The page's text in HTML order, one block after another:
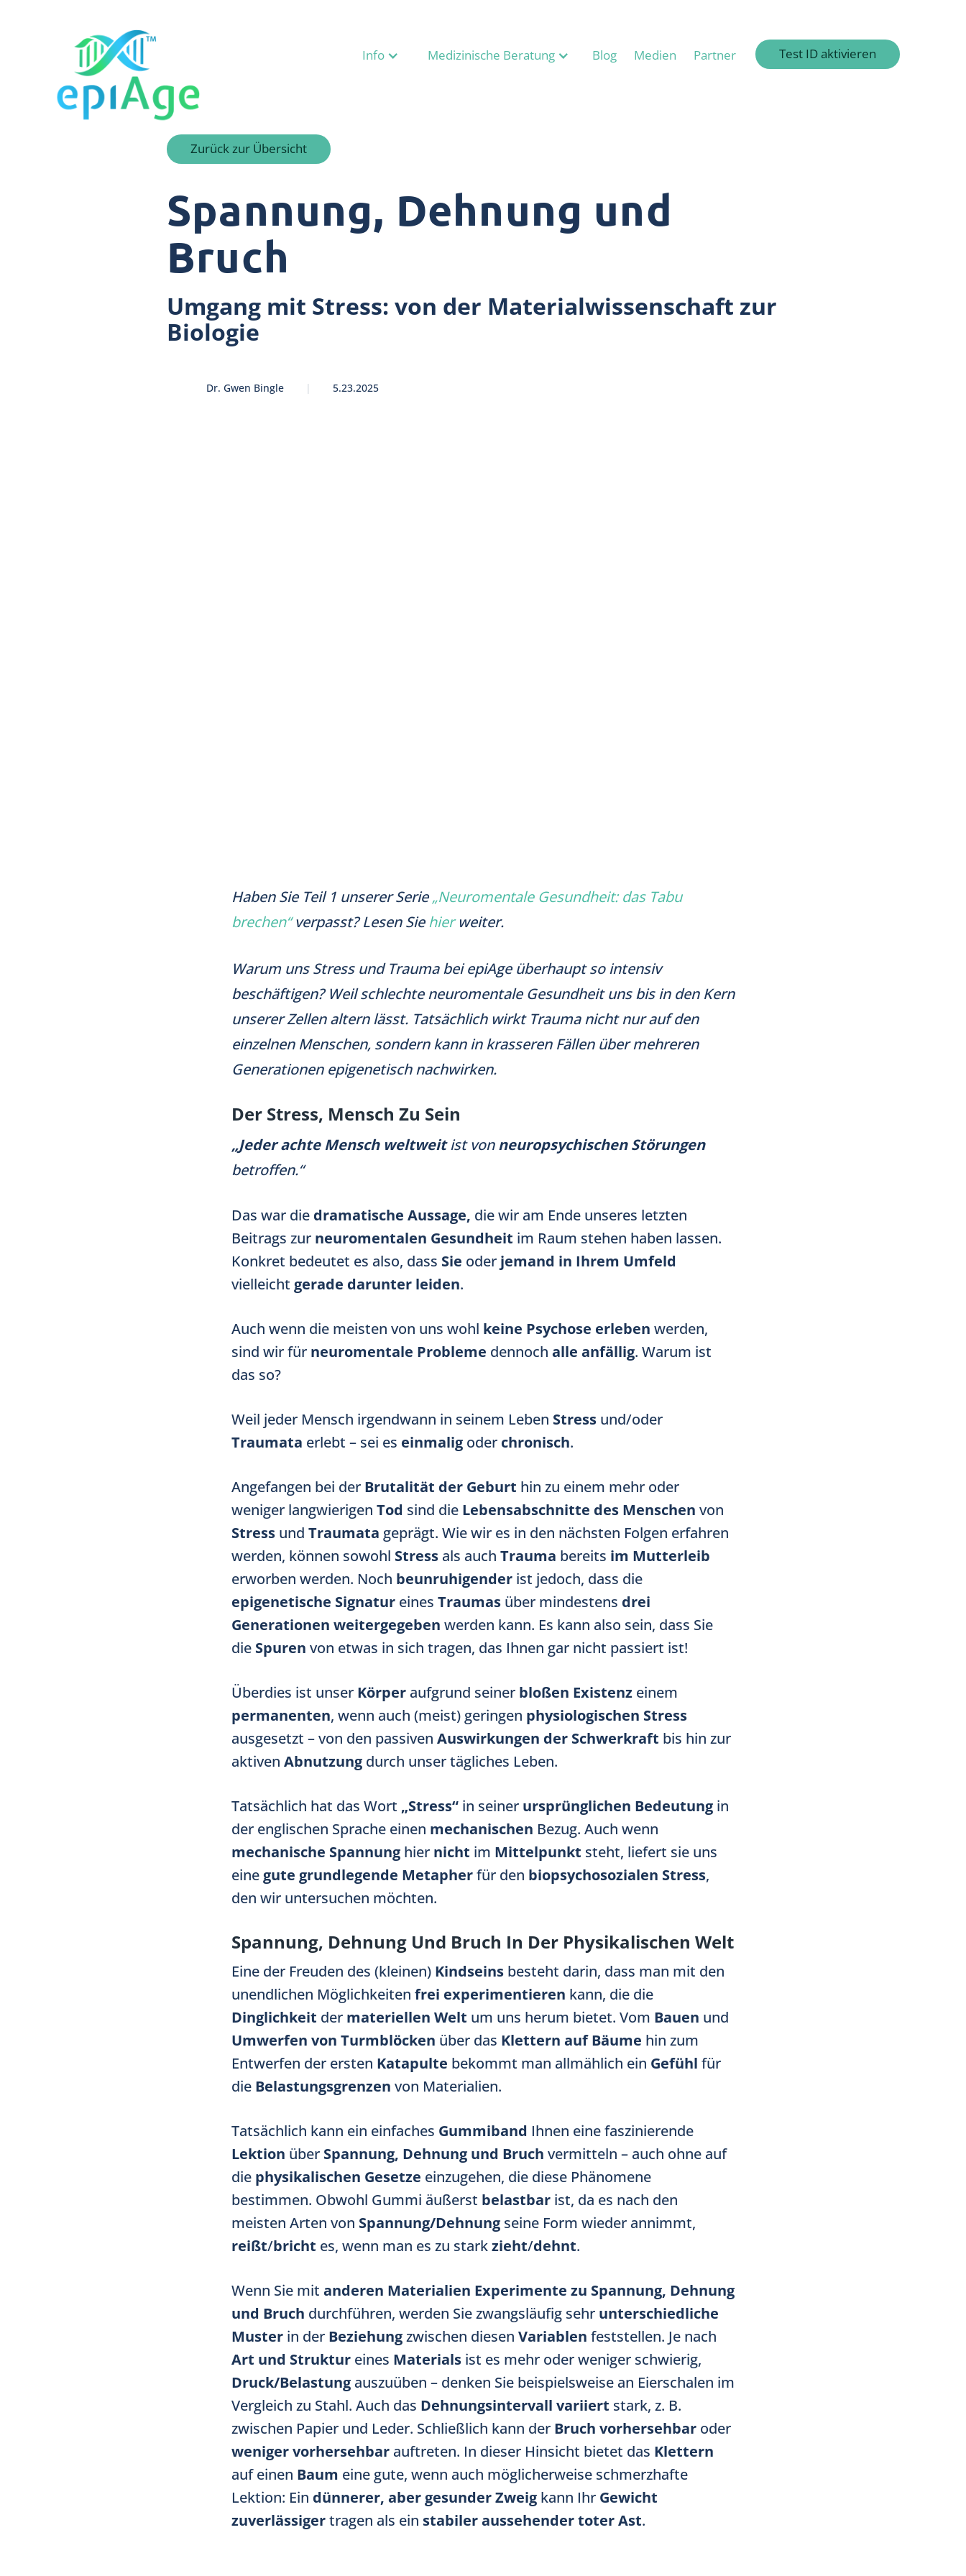
Info Medizinische Beratung Blog Medien Partner Test ID aktivieren
Zurück zur Übersicht
Spannung, Dehnung und
Bruch
Umgang mit Stress: von der Materialwissenschaft zur
Biologie
Dr. Gwen Bingle | 5.23.2025
Haben Sie Teil 1 unserer Serie„Neuromentale Gesundheit: das Tabu
brechen“verpasst? Lesen Siehierweiter.
Warum uns Stress und Trauma bei epiAge überhaupt so intensiv
beschäftigen? Weil schlechte neuromentale Gesundheit uns bis in den Kern
unserer Zellen altern lässt. Tatsächlich wirkt Trauma nicht nur auf den
einzelnen Menschen, sondern kann in krasseren Fällen über mehreren
Generationen epigenetisch nachwirken.
Der Stress, Mensch Zu Sein
„Jeder achte Mensch weltweitist vonneuropsychischen Störungen
betroffen.“
Das war die dramatische Aussage, die wir am Ende unseres letzten
Beitrags zur neuromentalen Gesundheit im Raum stehen haben lassen.
Konkret bedeutet es also, dass Sie oder jemand in Ihrem Umfeld
vielleicht gerade darunter leiden.
Auch wenn die meisten von uns wohl keine Psychose erleben werden,
sind wir für neuromentale Probleme dennoch alle anfällig. Warum ist
das so?
Weil jeder Mensch irgendwann in seinem Leben Stress und/oder
Traumata erlebt – sei es einmalig oder chronisch.
Angefangen bei der Brutalität der Geburt hin zu einem mehr oder
weniger langwierigen Tod sind die Lebensabschnitte des Menschen von
Stress und Traumata geprägt. Wie wir es in den nächsten Folgen erfahren
werden, können sowohl Stress als auch Trauma bereits im Mutterleib
erworben werden. Noch beunruhigender ist jedoch, dass die
epigenetische Signatur eines Traumas über mindestens drei
Generationen weitergegeben werden kann. Es kann also sein, dass Sie
die Spuren von etwas in sich tragen, das Ihnen gar nicht passiert ist!
Überdies ist unser Körper aufgrund seiner bloßen Existenz einem
permanenten, wenn auch (meist) geringen physiologischen Stress
ausgesetzt – von den passiven Auswirkungen der Schwerkraft bis hin zur
aktiven Abnutzung durch unser tägliches Leben.
Tatsächlich hat das Wort „Stress“ in seiner ursprünglichen Bedeutung in
der englischen Sprache einen mechanischen Bezug. Auch wenn
mechanische Spannung hier nicht im Mittelpunkt steht, liefert sie uns
eine gute grundlegende Metapherfür den biopsychosozialen Stress,
den wir untersuchen möchten.
Spannung, Dehnung Und Bruch In Der Physikalischen Welt
Eine der Freuden des (kleinen) Kindseins besteht darin, dass man mit den
unendlichen Möglichkeiten frei experimentieren kann, die die
Dinglichkeit der materiellen Welt um uns herum bietet. Vom Bauen und
Umwerfen von Turmblöcken über das Klettern auf Bäume hin zum
Entwerfen der ersten Katapulte bekommt man allmählich ein Gefühl für
die Belastungsgrenzen von Materialien.
Tatsächlich kann ein einfaches Gummiband Ihnen eine faszinierende
Lektion über Spannung, Dehnung und Bruch vermitteln – auch ohne auf
die physikalischen Gesetze einzugehen, die diese Phänomene
bestimmen. Obwohl Gummi äußerst belastbar ist, da es nach den
meisten Arten von Spannung/Dehnung seine Form wieder annimmt,
reißt/bricht es, wenn man es zu starkzieht/dehnt.
Wenn Sie mit anderen Materialien Experimente zu Spannung, Dehnung
und Bruch durchführen, werden Sie zwangsläufig sehr unterschiedliche
Muster in der Beziehungzwischen diesen Variablen feststellen. Je nach
Art und Struktur eines Materials ist es mehr oder weniger schwierig,
Druck/Belastung auszuüben – denken Sie beispielsweise an Eierschalen im
Vergleich zu Stahl. Auch das Dehnungsintervall variiert stark, z. B.
zwischen Papier und Leder. Schließlich kann der Bruch vorhersehbar oder
weniger vorhersehbar auftreten. In dieser Hinsicht bietet das Klettern
auf einen Baum eine gute, wenn auch möglicherweise schmerzhafte
Lektion: Ein dünnerer, aber gesunder Zweig kann Ihr Gewicht
zuverlässigertragen als ein stabiler aussehender toter Ast.